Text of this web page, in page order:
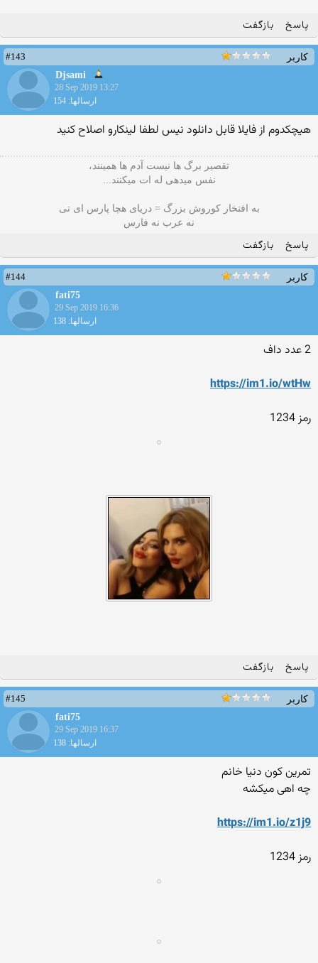
پاسخ بازگفت
کاربر
#143
Djsami
28 Sep 2019 13:27
ارسالها: 154
هیچکدوم از فایلا قابل دانلود نیس لطفا لینکارو اصلاح کنید
تقصیر برگ ها نیست آدم ها همینند،
نفس میدهی له ات میکنند...
به افتخار کوروش بزرگ = دریای هچا پارس ای تی
نه عرب نه فارس
پاسخ بازگفت
کاربر
#144
fati75
29 Sep 2019 16:36
ارسالها: 138
2 عدد داف
https://im1.io/wtHw
رمز 1234
پاسخ بازگفت
کاربر
#145
fati75
29 Sep 2019 16:37
ارسالها: 138
تمرین کون دنیا خانم
چه اهی میکشه
https://im1.io/z1j9
رمز 1234